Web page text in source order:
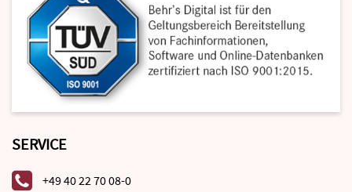
SERVICE
+49 40 22 70 08-0